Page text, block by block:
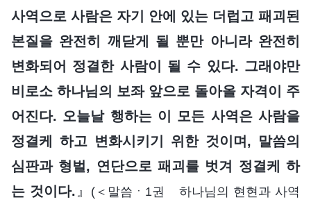
사역으로 사람은 자기 안에 있는 더럽고 패괴된
본질을 완전히 깨닫게 될 뿐만 아니라 완전히
변화되어 정결한 사람이 될 수 있다. 그래야만
비로소 하나님의 보좌 앞으로 돌아올 자격이 주
어진다. 오늘날 행하는 이 모든 사역은 사람을
정결케 하고 변화시키기 위한 것이며, 말씀의
심판과 형벌, 연단으로 패괴를 벗겨 정결케 하
는 것이다. 』 (＜말씀ㆍ1권 하나님의 현현과 사역